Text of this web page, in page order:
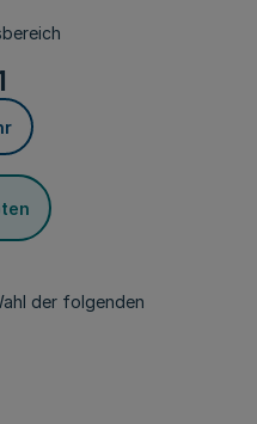
der folgenden